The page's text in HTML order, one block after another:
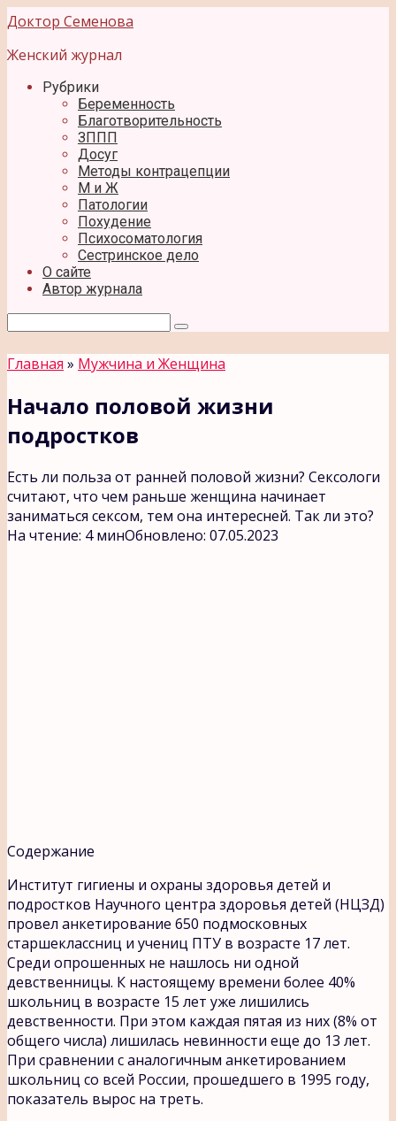
Перейти
к
контенту
Доктор Семенова
Женский журнал
Рубрики
Беременность
Благотворительность
ЗППП
Досуг
Методы контрацепции
М и Ж
Патологии
Похудение
Психосоматология
Сестринское дело
О сайте
Автор журнала
Поиск:
Главная » Мужчина и Женщина
Начало половой жизни
подростков
Есть ли польза от ранней половой жизни? Cексологи
считают, что чем раньше женщина начинает
заниматься сексом, тем она интересней. Так ли это?
На чтение: 4 минОбновлено: 07.05.2023
Содержание
Институт гигиены и охраны здоровья детей и
подростков Научного центра здоровья детей (НЦЗД)
провел анкетирование 650 подмосковных
старшеклассниц и учениц ПТУ в возрасте 17 лет.
Среди опрошенных не нашлось ни одной
девственницы. К настоящему времени более 40%
школьниц в возрасте 15 лет уже лишились
девственности. При этом каждая пятая из них (8% от
общего числа) лишилась невинности еще до 13 лет.
При сравнении с аналогичным анкетированием
школьниц со всей России, прошедшего в 1995 году,
показатель вырос на треть.